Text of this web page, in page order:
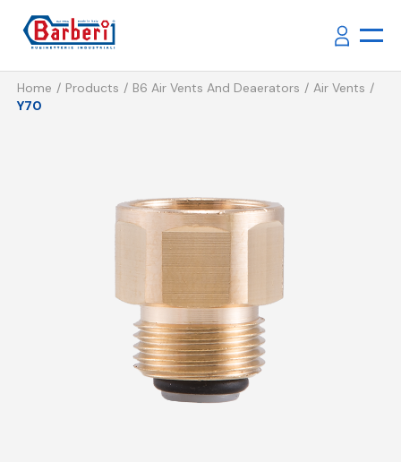
Home Products B6 Air Vents And Deaerators
Air Vents
Y70